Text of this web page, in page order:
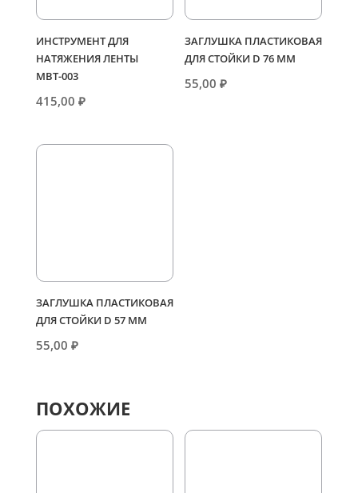
ИНСТРУМЕНТ ДЛЯ
НАТЯЖЕНИЯ ЛЕНТЫ
МВТ-003
415,00 ₽
ЗАГЛУШКА ПЛАСТИКОВАЯ
ДЛЯ СТОЙКИ D 76 ММ
55,00₽
ЗАГЛУШКА ПЛАСТИКОВАЯ
ДЛЯ СТОЙКИ D 57 ММ
55,00 ₽
ПОХОЖИЕ